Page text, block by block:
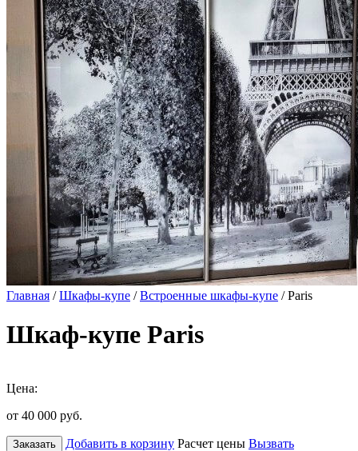
Главная /Шкафы-купе /Встроенные шкафы-купе / Paris
Шкаф-купе Paris
Цена:
от 40 000 руб.
Заказать Добавить в корзину Расчет цены Вызвать